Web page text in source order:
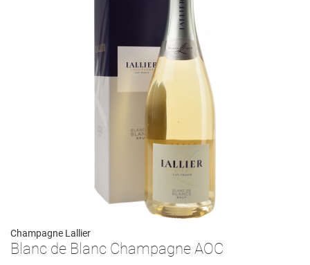
Champagne Lallier
Blanc de Blanc Champagne AOC